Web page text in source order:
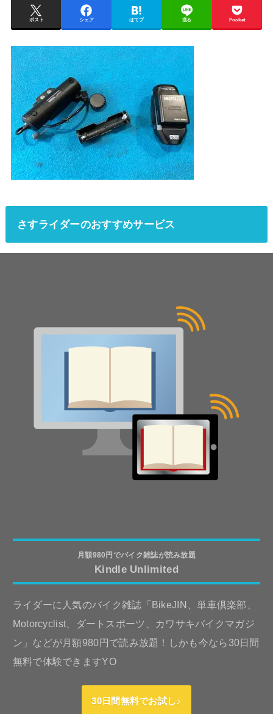
ポスト シェア はてブ 送る Pocket
さすライダーのおすすめサービス
月額980円でバイク雑誌が読み放題
Kindle Unlimited
ライダーに人気のバイク雑誌「BikeJIN、単車倶楽部、
Motorcyclist、ダートスポーツ、カワサキバイクマガジ
ン」などが月額980円で読み放題！しかも今なら30日間
無料で体験できますYO
30日間無料でお試し♪